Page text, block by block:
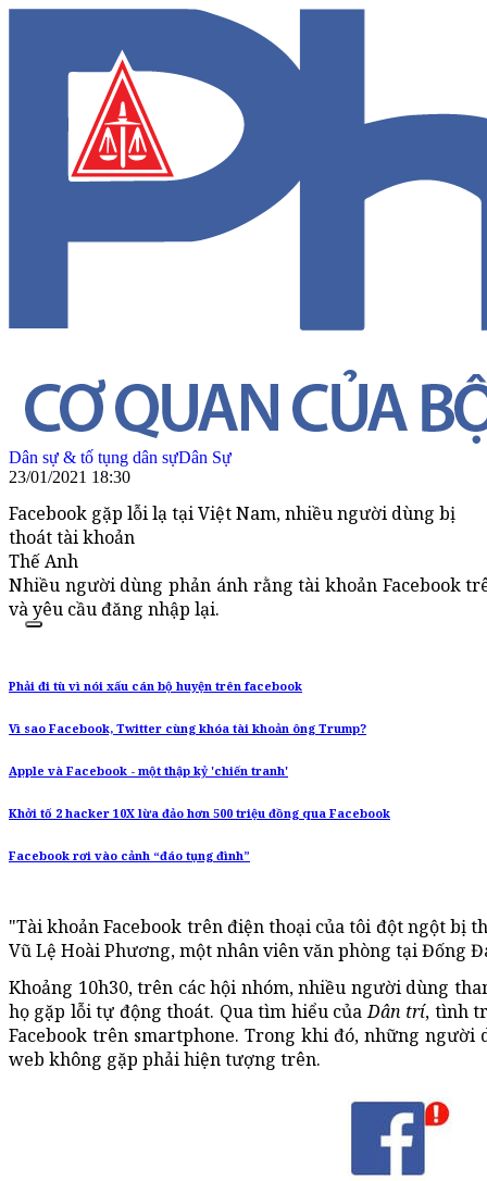
Dân sự & tố tụng dân sựDân Sự
23/01/2021 18:30
Facebook gặp lỗi lạ tại Việt Nam, nhiều người dùng bị
thoát tài khoản
Thế Anh
Nhiều người dùng phản ánh rằng tài khoản Facebook
và yêu cầu đăng nhập lại.
Phải đi tù vì nói xấu cán bộ huyện trên facebook
Vì sao Facebook, Twitter cùng khóa tài khoản ông Trump?
Apple và Facebook - một thập kỷ 'chiến tranh'
Khởi tố 2 hacker 10X lừa đảo hơn 500 triệu đồng qua Facebook
Facebook rơi vào cảnh “đáo tụng đình”
"Tài khoản Facebook trên điện thoại của tôi đột ngột bị
Vũ Lệ Hoài Phương, một nhân viên văn phòng tại Đống
Khoảng 10h30, trên các hội nhóm, nhiều người dùng
họ gặp lỗi tự động thoát. Qua tìm hiểu củaDân trí, tình
Facebook trên smartphone. Trong khi đó, những
web không gặp phải hiện tượng trên.